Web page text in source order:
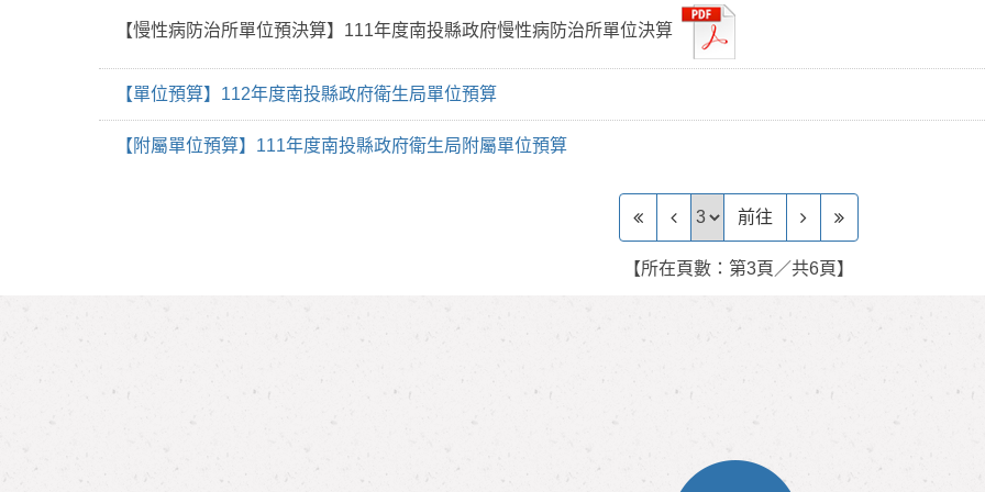
【慢性病防治所單位預決算】111年度南投縣政府慢性病防治所單位決算
【單位預算】112年度南投縣政府衛生局單位預算
【附屬單位預算】111年度南投縣政府衛生局附屬單位預算
前往頁前往
【所在頁數：第3頁／共6頁】